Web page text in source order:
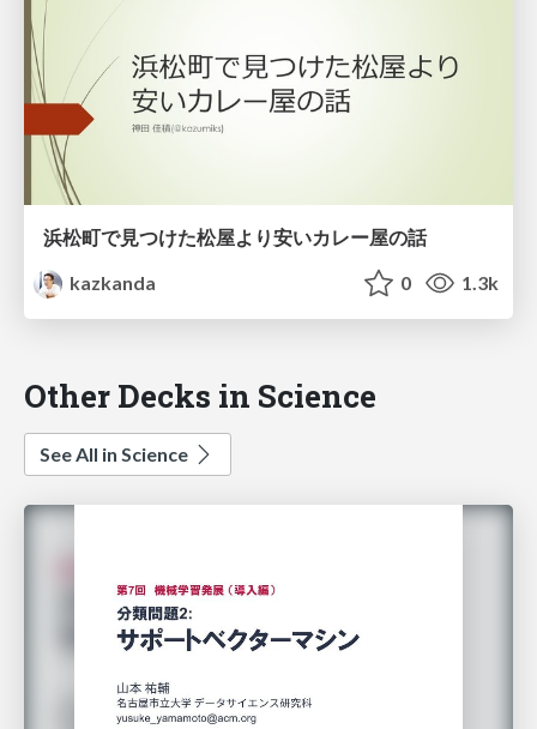
浜松町で見つけた松屋より安いカレー屋の話
kazkanda
0 1.3k
Other Decks in Science
See All in Science